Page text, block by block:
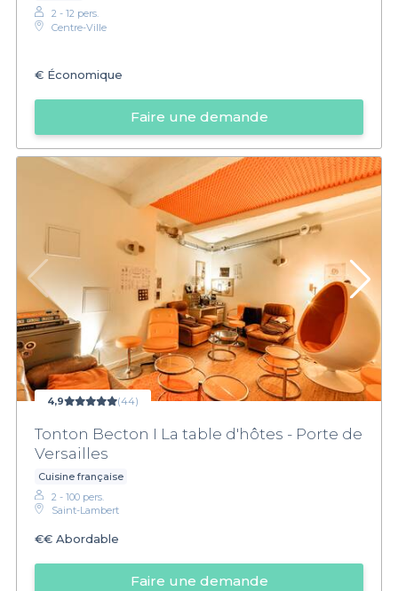
2 - 12 pers.
Centre-Ville
€ Économique
Faire une demande
4,9 (44)
Tonton Becton I La table d'hôtes - Porte de
Versailles
Cuisine française
2 - 100 pers.
Saint-Lambert
€€ Abordable
Faire une demande